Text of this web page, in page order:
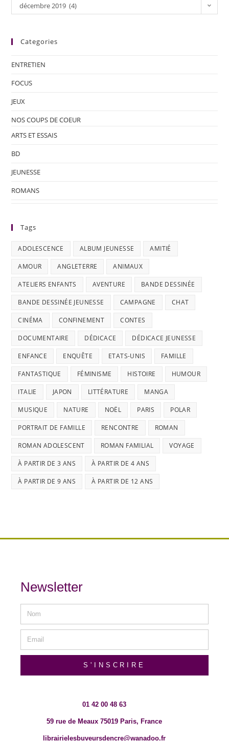
décembre 2019 (4)
Categories
ENTRETIEN
FOCUS
JEUX
NOS COUPS DE COEUR
ARTS ET ESSAIS
BD
JEUNESSE
ROMANS
Tags
ADOLESCENCE ALBUM JEUNESSE AMITIÉ
AMOUR ANGLETERRE ANIMAUX
ATELIERS ENFANTS AVENTURE BANDE DESSINÉE
BANDE DESSINÉE JEUNESSE CAMPAGNE CHAT
CINÉMA CONFINEMENT CONTES
DOCUMENTAIRE DÉDICACE DÉDICACE JEUNESSE
ENFANCE ENQUÊTE ETATS-UNIS FAMILLE
FANTASTIQUE FÉMINISME HISTOIRE HUMOUR
ITALIE JAPON LITTÉRATURE MANGA
MUSIQUE NATURE NOËL PARIS POLAR
PORTRAIT DE FAMILLE RENCONTRE ROMAN
ROMAN ADOLESCENT ROMAN FAMILIAL VOYAGE
À PARTIR DE 3 ANS À PARTIR DE 4 ANS
À PARTIR DE 9 ANS À PARTIR DE 12 ANS
Newsletter
S'INSCRIRE
01 42 00 48 63
59 rue de Meaux 75019 Paris, France
librairielesbuveursdencre@wanadoo.fr